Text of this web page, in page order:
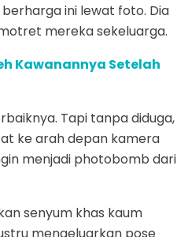
ini lewat foto. Dia
mereka sekeluarga.
Kawanannya Setelah
Tapi tanpa diduga,
ke arah depan kamera
menjadi photobomb dari
senyum khas kaum